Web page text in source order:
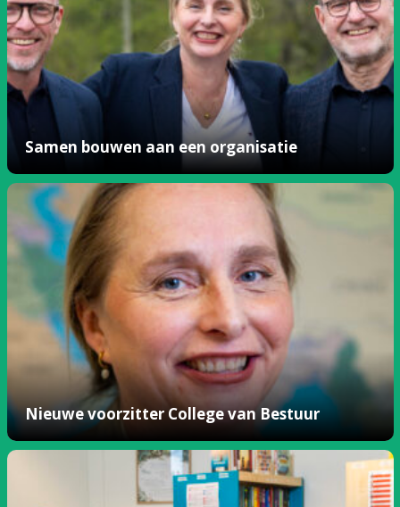
Samen bouwen aan een organisatie
Nieuwe voorzitter College van Bestuur